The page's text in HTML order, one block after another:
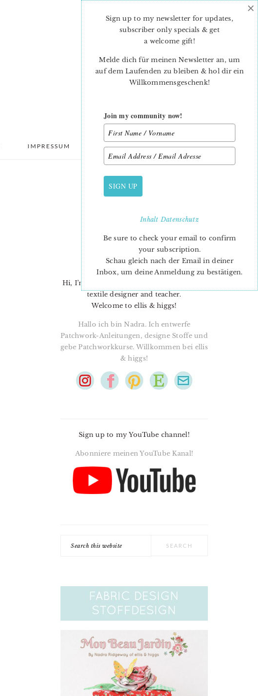
IMPRESSUM DATENSCHUTZ
PRIMARY
SIDEBAR
Hi, I’m Nadra. I’m a quilt pattern designer,
textile designer and teacher.
Welcome to ellis & higgs!
Hallo ich bin Nadra. Ich entwerfe
Patchwork-Anleitungen, designe Stoffe und
gebe Patchworkkurse. Willkommen bei ellis
& higgs!
Sign up to my YouTube channel!
Abonniere meinen YouTube Kanal!
Sign up to my newsletter for updates,
subscriber only specials & get
a welcome gift!
Melde dich für meinen Newsletter an, um
auf dem Laufenden zu bleiben & hol dir ein
Willkommensgeschenk!
Join my community now!
SIGN UP
InhaltDatenschutz
Be sure to check your email to confirm
your subscription.
Schau gleich nach der Email in deiner
Inbox, um deine Anmeldung zu bestätigen.
×